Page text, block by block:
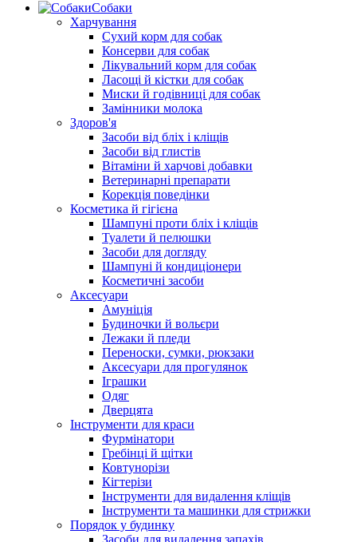
Собаки
Харчування
Сухий корм для собак
Консерви для собак
Лікувальний корм для собак
Ласощі й кістки для собак
Миски й годівниці для собак
Замінники молока
Здоров'я
Засоби від бліх і кліщів
Засоби від глистів
Вітаміни й харчові добавки
Ветеринарні препарати
Корекція поведінки
Косметика й гігієна
Шампуні проти бліх і кліщів
Туалети й пелюшки
Засоби для догляду
Шампуні й кондиціонери
Косметичні засоби
Аксесуари
Амуніція
Будиночки й вольєри
Лежаки й пледи
Переноски, сумки, рюкзаки
Аксесуари для прогулянок
Іграшки
Одяг
Дверцята
Інструменти для краси
Фурмінатори
Гребінці й щітки
Ковтунорізи
Кігтерізи
Інструменти для видалення кліщів
Інструменти та машинки для стрижки
Порядок у будинку